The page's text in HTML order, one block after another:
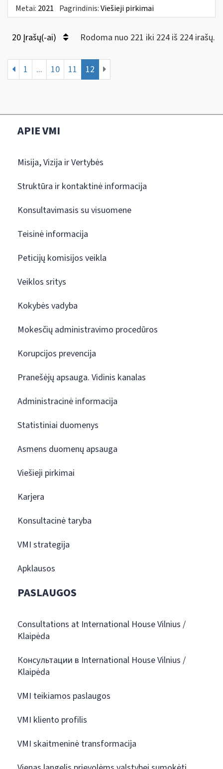
Metai: 2021 Pagrindinis:Viešieji pirkimai
20 Įrašų(-ai) Rodoma nuo 221 iki 224 iš 224 irašų.
1 ... 10 11 12
APIE VMI
Misija, Vizija ir Vertybės
Struktūra ir kontaktinė informacija
Konsultavimasis su visuomene
Teisinė informacija
Peticijų komisijos veikla
Veiklos sritys
Kokybės vadyba
Mokesčių administravimo procedūros
Korupcijos prevencija
Pranešėjų apsauga. Vidinis kanalas
Administracinė informacija
Statistiniai duomenys
Asmens duomenų apsauga
Viešieji pirkimai
Karjera
Konsultacinė taryba
VMI strategija
Apklausos
PASLAUGOS
Consultations at International House Vilnius /
Klaipėda
Консультации в International House Vilnius /
Klaipėda
VMI teikiamos paslaugos
VMI kliento profilis
VMI skaitmeninė transformacija